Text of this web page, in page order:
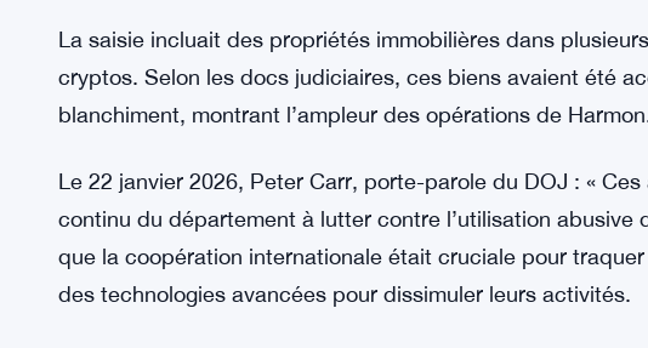
plusieurs millions de dollars avaient transité par Helix,
renforce les liens entre Helix et les réseaux criminels
avait été un moment clé pour démanteler les
d’une série d’actions visant à perturber les opérations des
La saisie incluait des propriétés immobilières dans